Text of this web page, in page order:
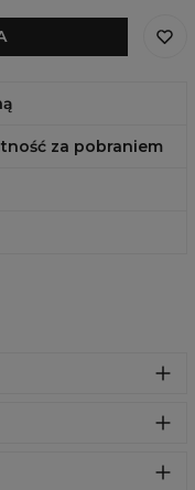
za pobraniem
kaptur i przednie
aby jakość